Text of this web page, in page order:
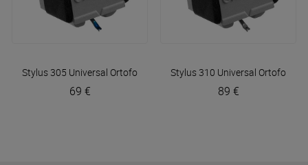
Stylus 305 Universal Ortofon Hifi
69 €
Stylus 310 Universal Ortofon Hifi
89 €